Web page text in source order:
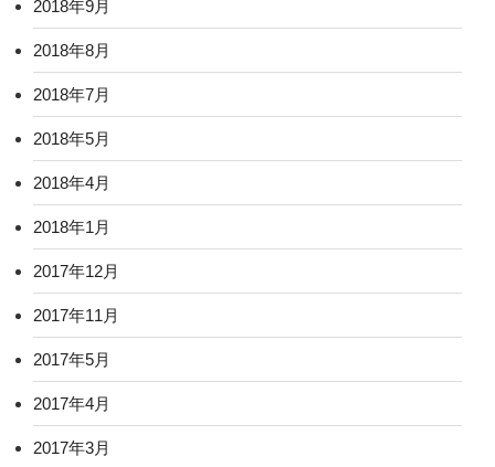
2018年9月
2018年8月
2018年7月
2018年5月
2018年4月
2018年1月
2017年12月
2017年11月
2017年5月
2017年4月
2017年3月